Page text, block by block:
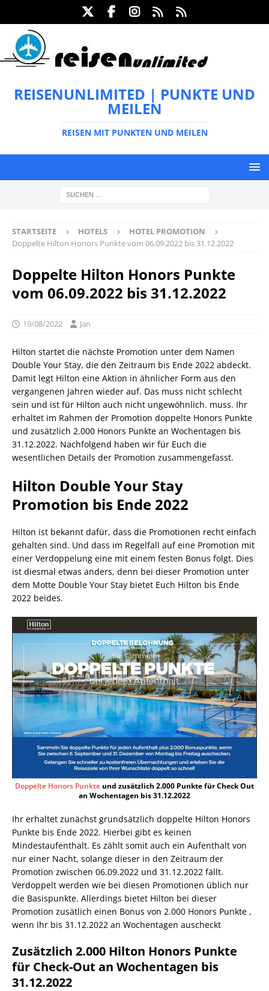
REISENUNLIMITED | PUNKTE UND
MEILEN
REISEN MIT PUNKTEN UND MEILEN
STARTSEITE HOTELS
HOTEL PROMOTION
Doppelte Hilton Honors Punkte vom 06.09.2022 bis 31.12.2022
Doppelte Hilton Honors Punkte
vom 06.09.2022 bis 31.12.2022
19/08/2022 Jan
Hilton startet die nächste Promotion unter dem Namen
Double Your Stay, die den Zeitraum bis Ende 2022 abdeckt.
Damit legt Hilton eine Aktion in ähnlicher Form aus den
vergangenen Jahren wieder auf. Das muss nicht schlecht
sein und ist für Hilton auch nicht ungewöhnlich. muss. Ihr
erhaltet im Rahmen der Promotion doppelte Honors Punkte
und zusätzlich 2.000 Honors Punkte an Wochentagen bis
31.12.2022. Nachfolgend haben wir für Euch die
wesentlichen Details der Promotion zusammengefasst.
Hilton Double Your Stay
Promotion bis Ende 2022
Hilton ist bekannt dafür, dass die Promotionen recht einfach
gehalten sind. Und dass im Regelfall auf eine Promotion mit
einer Verdoppelung eine mit einem festen Bonus folgt. Dies
ist diesmal etwas anders, denn bei dieser Promotion unter
dem Motte Double Your Stay bietet Euch Hilton bis Ende
2022 beides.
Doppelte Honors Punkteund zusätzlich 2.000 Punkte für Check Out
an Wochentagen bis 31.12.2022
Ihr erhaltet zunächst grundsätzlich doppelte Hilton Honors
Punkte bis Ende 2022. Hierbei gibt es keinen
Mindestaufenthalt. Es zählt somit auch ein Aufenthalt von
nur einer Nacht, solange dieser in den Zeitraum der
Promotion zwischen 06.09.2022 und 31.12.2022 fällt.
Verdoppelt werden wie bei diesen Promotionen üblich nur
die Basispunkte. Allerdings bietet Hilton bei dieser
Promotion zusätlich einen Bonus von 2.000 Honors Punkte ,
wenn Ihr bis 31.12.2022 an Wochentagen auscheckt
Zusätzlich 2.000 Hilton Honors Punkte
für Check-Out an Wochentagen bis
31.12.2022